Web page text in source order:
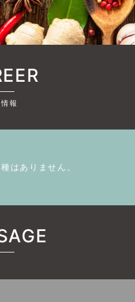
報
はありません。